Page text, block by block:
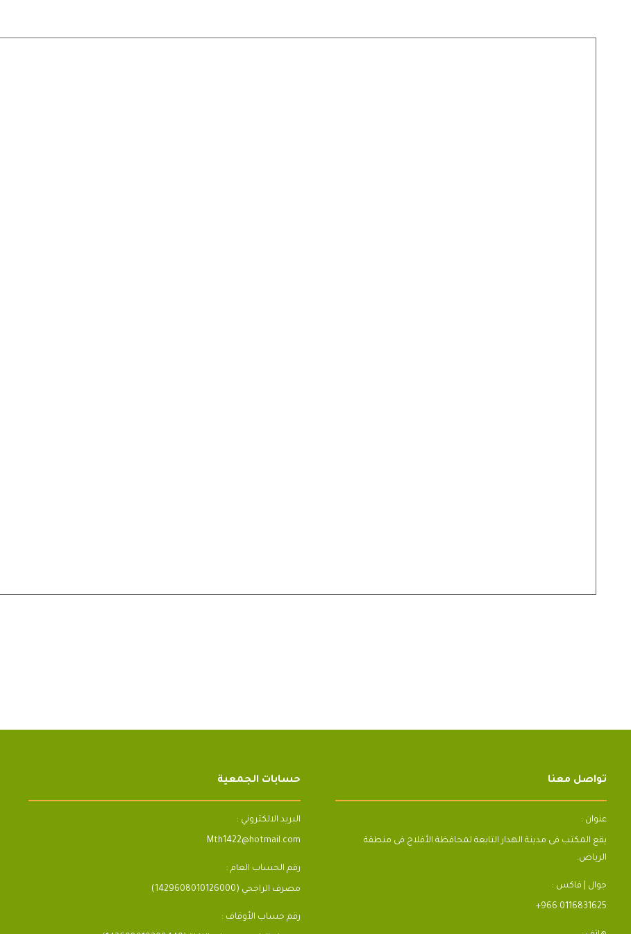
تواصل معنا
عنوان :
يقع المكتب فى مدينة الهدار التابعة لمحافظة الأفلاج فى منطقة
الرياض.
جوال | فاكس :
+966 0116831625
حسابات الجمعية
البريد الالكتروني :
Mth1422@hotmail.com
رقم الحساب العام :
مصرف الراجحي (1429608010126000)
رقم حساب الأوقاف :